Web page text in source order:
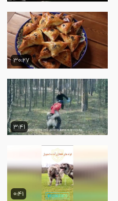
30:27
3:41
0:41